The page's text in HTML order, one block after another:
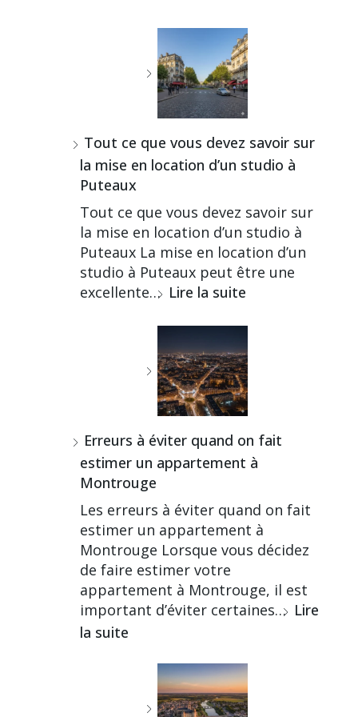
Tout ce que vous devez savoir sur
la mise en location d’un studio à
Puteaux
Tout ce que vous devez savoir sur
la mise en location d’un studio à
Puteaux La mise en location d’un
studio à Puteaux peut être une
excellente… Lire la suite
Erreurs à éviter quand on fait
estimer un appartement à
Montrouge
Les erreurs à éviter quand on fait
estimer un appartement à
Montrouge Lorsque vous décidez
de faire estimer votre
appartement à Montrouge, il est
important d’éviter certaines… Lire
la suite